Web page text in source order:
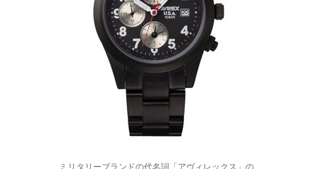
ミリタリーブランドの代名詞「アヴィレックス」の